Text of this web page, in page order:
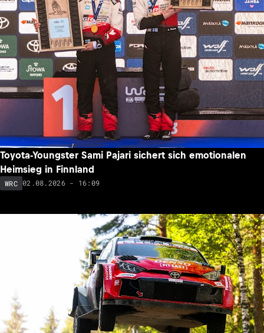
Toyota-Youngster Sami Pajari sichert sich emotionalen
Heimsieg in Finnland
WRC 02.08.2026 - 16:09